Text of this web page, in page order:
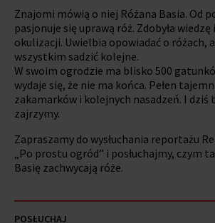
Znajomi mówią o niej Różana Basia. Od
pasjonuje się uprawą róż. Zdobyła
okulizacji. Uwielbia opowiadać o różach,
wszystkim sadzić kolejne.
W swoim ogrodzie ma blisko 500
wydaje się, że nie ma końca. Pełen
zakamarków i kolejnych nasadzeń. I dziś
zajrzymy.
Zapraszamy do wysłuchania reportażu
„Po prostu ogród” i posłuchajmy, czym
Basię zachwycają róże.
POSŁUCHAJ